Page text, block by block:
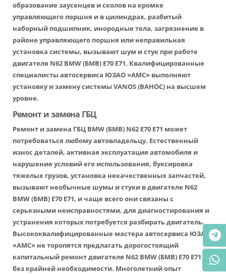
образование заусенцев и сколов на кромке
управляющего поршня и в цилиндрах, разбитый
наборный подшипник, инородные тела, загрязнение в
районе управляющего поршня или неправильная
установка системы, вызывают шум и стук при работе
двигателя N62 BMW (БМВ) Е70 Е71. Квалифицированные
специалисты автосервиса ЮЗАО «АМС» выполняют
установку и замену системы VANOS (ВАНОС) на высшем
уровне.
Ремонт и замена ГБЦ
Ремонт и замена ГБЦ BMW (БМВ) N62 Е70 Е71 может
потребоваться любому автовладельцу. Естественный
износ деталей, активная эксплуатация автомобиля и
нарушение условий его использования, буксировка
тяжелых грузов, установка некачественных запчастей,
вызывают необычные шумы и стуки в двигателе N62
BMW (БМВ) Е70 Е71, и чаще всего они связаны с
серьезными неисправностями, для диагностирования и
устранения которых потребуется разбирать двигатель.
Высококвалифицированные мастера автосервиса ЮЗАО
«АМС» не торопятся предлагать дорогостоящий
капитальный ремонт двигателя N62 BMW (БМВ) Е70 Е71
без крайней необходимости. Многолетний опыт